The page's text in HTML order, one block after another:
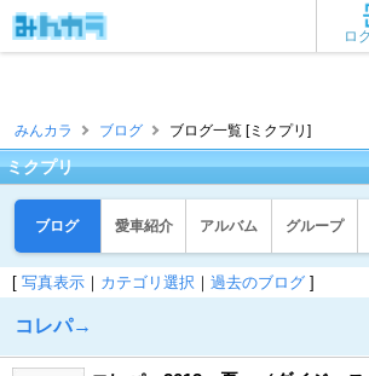
ロ
みんカラ ブログ ブログ一覧 [ミクプリ]
ミクプリ
ブログ 愛車紹介 アルバム グループ
[ 写真表示 ｜ カテゴリ選択 ｜ 過去のブログ ]
コレパ→